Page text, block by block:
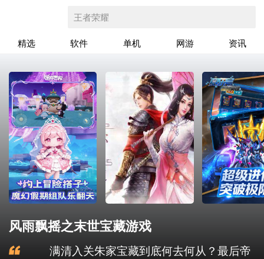
王者荣耀
精选 软件 单机 网游 资讯
风雨飘摇之末世宝藏游戏
满清入关朱家宝藏到底何去何从？最后帝